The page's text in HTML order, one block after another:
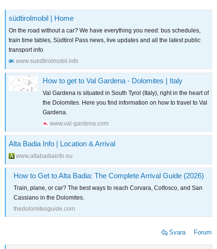
för att få en god översikt av prisläge, position, rescensioner och
tillgänglighet för den aktuella veckan. Sedan kan man maila boendet
direkt (eller via den lokala turistbyrån) och får då ibland ett bättre pris.
Hör gärna av dig med specifika frågor om någon ort eller boende.
Nästa steg kanske är att verkligen kolla hur det ser ut med tåg plus
buss till dessa orter. Jag har själv alltid haft bil med mig.
südtirolmobil | Home
On the road without a car? We have everything you need: bus schedules,
train time tables, Südtirol Pass news, live updates and all the latest public
transport info
www.suedtirolmobil.info
How to get to Val Gardena - Dolomites | Italy
Val Gardena is situated in South Tyrol (Italy), right in the heart of
the Dolomites. Here you find information on how to travel to Val
Gardena.
www.val-gardena.com
Alta Badia Info | Location & Arrival
www.altabadiainfo.eu
How to Get to Alta Badia: The Complete Arrival Guide (2026)
Train, plane, or car? The best ways to reach Corvara, Colfosco, and San
Cassiano in the Dolomites.
thedolomitesguide.com
Svara Forum